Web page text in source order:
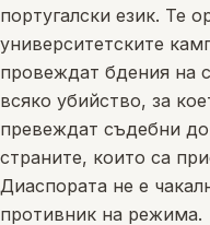
португалски език. Те
университетските
провеждат бдения на
всяко убийство, за
превеждат съдебни
страните, които са
Диаспората не е
противник на режима.